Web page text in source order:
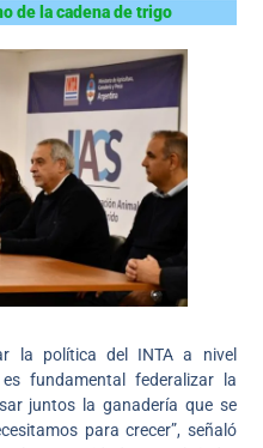
de la cadena de trigo
la política del INTA a nivel
fundamental federalizar la
juntos la ganadería que se
para crecer”, señaló